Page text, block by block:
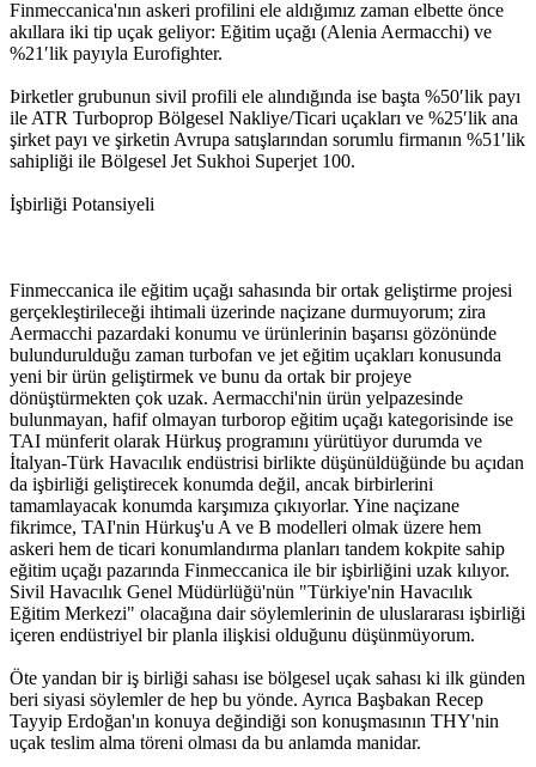
Finmeccanica'nın askeri profilini ele aldığımız zaman elbette önce
akıllara iki tip uçak geliyor: Eğitim uçağı (Alenia Aermacchi) ve
%21′lik payıyla Eurofighter.
Þirketler grubunun sivil profili ele alındığında ise başta %50′lik payı
ile ATR Turboprop Bölgesel Nakliye/Ticari uçakları ve %25′lik ana
şirket payı ve şirketin Avrupa satışlarından sorumlu firmanın %51′lik
sahipliği ile Bölgesel Jet Sukhoi Superjet 100.
İşbirliği Potansiyeli
Finmeccanica ile eğitim uçağı sahasında bir ortak geliştirme projesi
gerçekleştirileceği ihtimali üzerinde naçizane durmuyorum; zira
Aermacchi pazardaki konumu ve ürünlerinin başarısı gözönünde
bulundurulduğu zaman turbofan ve jet eğitim uçakları konusunda
yeni bir ürün geliştirmek ve bunu da ortak bir projeye
dönüştürmekten çok uzak. Aermacchi'nin ürün yelpazesinde
bulunmayan, hafif olmayan turborop eğitim uçağı kategorisinde ise
TAI münferit olarak Hürkuş programını yürütüyor durumda ve
İtalyan-Türk Havacılık endüstrisi birlikte düşünüldüğünde bu açıdan
da işbirliği geliştirecek konumda değil, ancak birbirlerini
tamamlayacak konumda karşımıza çıkıyorlar. Yine naçizane
fikrimce, TAI'nin Hürkuş'u A ve B modelleri olmak üzere hem
askeri hem de ticari konumlandırma planları tandem kokpite sahip
eğitim uçağı pazarında Finmeccanica ile bir işbirliğini uzak kılıyor.
Sivil Havacılık Genel Müdürlüğü'nün "Türkiye'nin Havacılık
Eğitim Merkezi" olacağına dair söylemlerinin de uluslararası işbirliği
içeren endüstriyel bir planla ilişkisi olduğunu düşünmüyorum.
Öte yandan bir iş birliği sahası ise bölgesel uçak sahası ki ilk günden
beri siyasi söylemler de hep bu yönde. Ayrıca Başbakan Recep
Tayyip Erdoğan'ın konuya değindiği son konuşmasının THY'nin
uçak teslim alma töreni olması da bu anlamda manidar.